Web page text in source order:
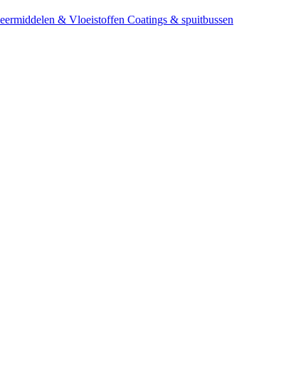
& Vloeistoffen Coatings & spuitbussen